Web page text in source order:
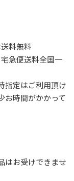
料無料
急便送料全国一
指定はご利用頂け
お時間がかかって
はお受けできませ